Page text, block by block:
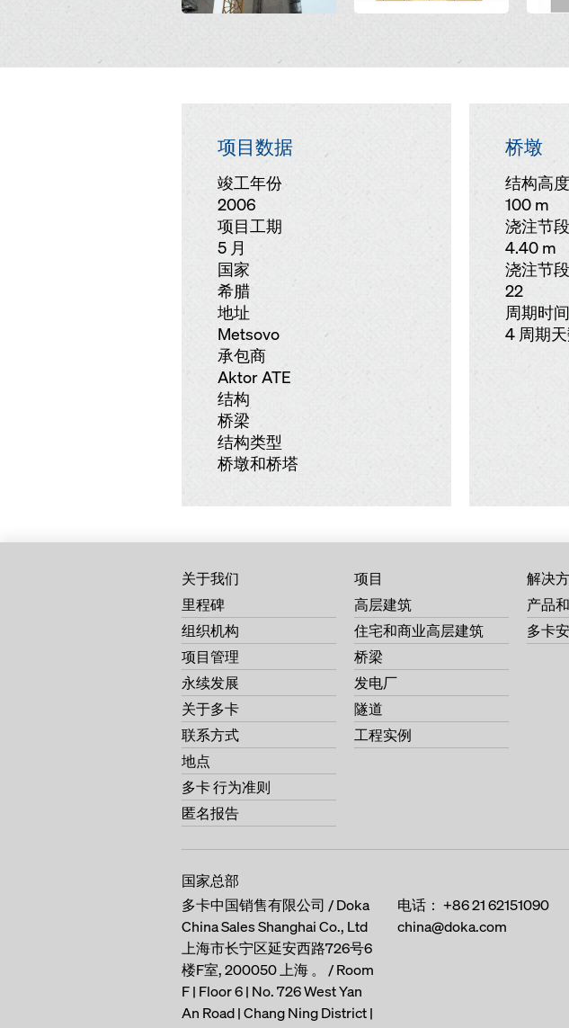
项目数据
竣工年份
2006
项目工期
5 月
国家
希腊
地址
Metsovo
承包商
Aktor ATE
结构
桥梁
结构类型
桥墩和桥塔
桥墩
结构高度
100 m
浇注节
4.40 m
浇注节
22
周期时间
4 周期
关于我们
里程碑
组织机构
项目管理
永续发展
关于多卡
联系方式
地点
多卡 行为准则
匿名报告
项目
高层建筑
住宅和商业高层建筑
桥梁
发电厂
隧道
工程实例
解决
产品
多卡
国家总部
多卡中国销售有限公司 / Doka
China Sales Shanghai Co., Ltd
上海市长宁区延安西路726号6
楼F室, 200050 上海 。 / Room
F | Floor 6 | No. 726 West Yan
An Road | Chang Ning District |
电话： +86 21 62151090
china@doka.com